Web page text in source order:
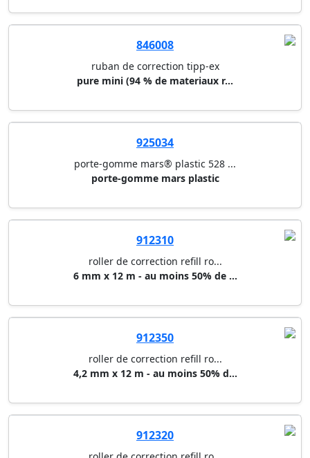
846008
ruban de correction tipp-ex
pure mini (94 % de materiaux r...
925034
porte-gomme mars® plastic 528 ...
porte-gomme mars plastic
912310
roller de correction refill ro...
6 mm x 12 m - au moins 50% de ...
912350
roller de correction refill ro...
4,2 mm x 12 m - au moins 50% d...
912320